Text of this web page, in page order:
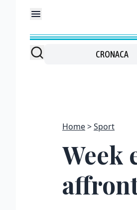
CRONACA
Home Sport
Week